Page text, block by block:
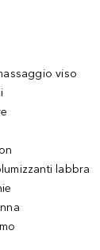
viso
labbra